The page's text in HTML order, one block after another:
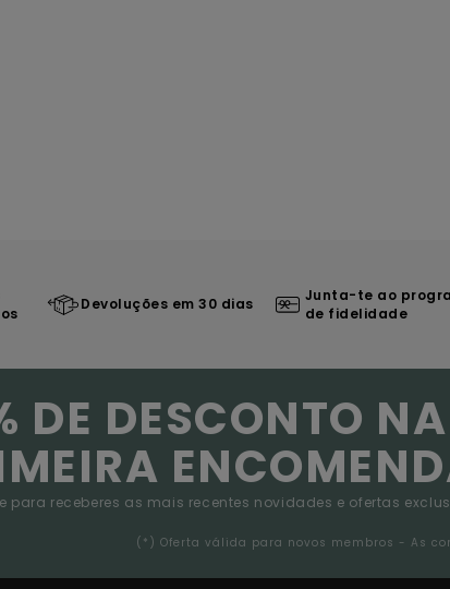
Devoluções em 30 dias
Junta-te ao
de fidelidade
DE DESCONTO
para receberes as mais recentes novidades e ofertas
(*) Oferta válida para novos membros - As